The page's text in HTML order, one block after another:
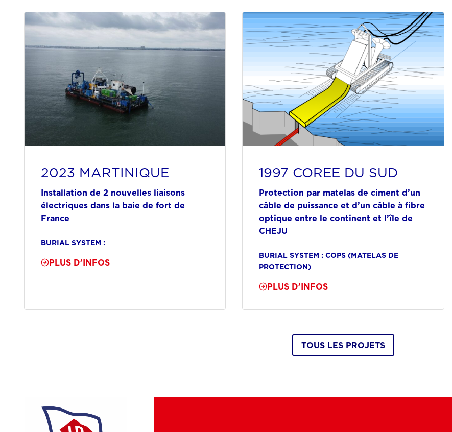
2023 MARTINIQUE
Installation de 2 nouvelles liaisons
électriques dans la baie de fort de
France
BURIAL SYSTEM :
PLUS D’INFOS
1997 COREE DU SUD
Protection par matelas de ciment d’un
câble de puissance et d’un câble à fibre
optique entre le continent et l’île de
CHEJU
BURIAL SYSTEM : COPS (MATELAS DE
PROTECTION)
PLUS D’INFOS
TOUS LES PROJETS